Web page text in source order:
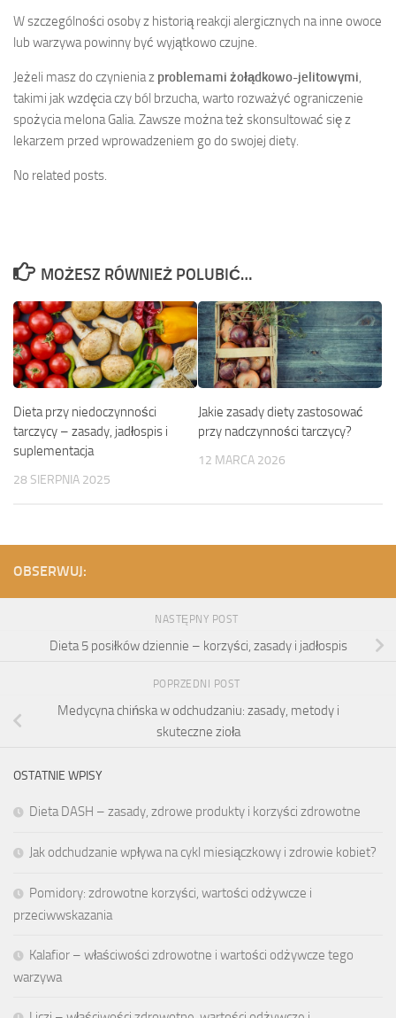
W szczególności osoby z historią reakcji alergicznych na inne owoce
lub warzywa powinny być wyjątkowo czujne.
Jeżeli masz do czynienia z problemami żołądkowo-jelitowymi,
takimi jak wzdęcia czy ból brzucha, warto rozważyć ograniczenie
spożycia melona Galia. Zawsze można też skonsultować się z
lekarzem przed wprowadzeniem go do swojej diety.
No related posts.
MOŻESZ RÓWNIEŻ POLUBIĆ…
Dieta przy niedoczynności
tarczycy – zasady, jadłospis i
suplementacja
28 SIERPNIA 2025
Jakie zasady diety zastosować
przy nadczynności tarczycy?
12 MARCA 2026
OBSERWUJ:
NASTĘPNY POST
Dieta 5 posiłków dziennie – korzyści, zasady i jadłospis
POPRZEDNI POST
Medycyna chińska w odchudzaniu: zasady, metody i
skuteczne zioła
OSTATNIE WPISY
Dieta DASH – zasady, zdrowe produkty i korzyści zdrowotne
Jak odchudzanie wpływa na cykl miesiączkowy i zdrowie kobiet?
Pomidory: zdrowotne korzyści, wartości odżywcze i
przeciwwskazania
Kalafior – właściwości zdrowotne i wartości odżywcze tego
warzywa